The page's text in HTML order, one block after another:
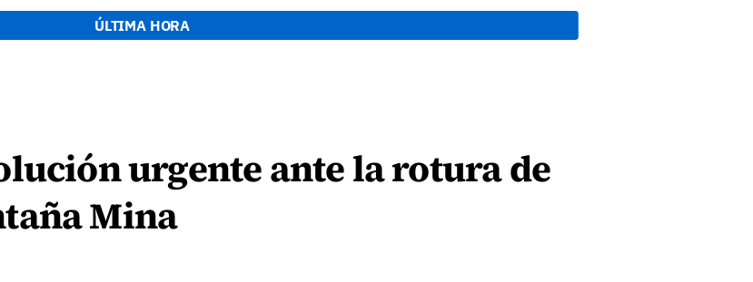
ÚLTIMA HORA
urgente ante la rotura de
Mina